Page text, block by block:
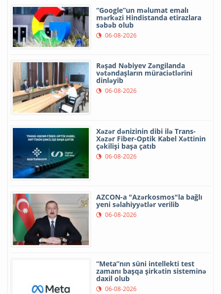
“Google”un məlumat emalı
mərkəzi Hindistanda etirazlara
səbəb olub
06-08-2026
Rəşad Nəbiyev Zəngilanda
vətəndaşların müraciətlərini
dinləyib
06-08-2026
Xəzər dənizinin dibi ilə Trans-
Xəzər Fiber-Optik Kabel Xəttinin
çəkilişi başa çatıb
06-08-2026
AZCON-a "Azərkosmos"la bağlı
yeni səlahiyyətlər verilib
06-08-2026
“Meta”nın süni intellekti test
zamanı başqa şirkətin sisteminə
daxil olub
06-08-2026